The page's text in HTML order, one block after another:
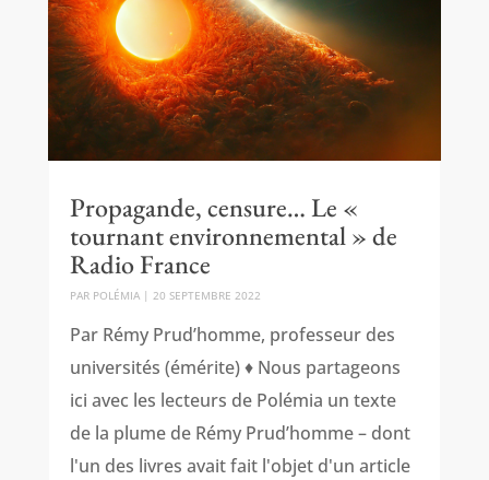
Propagande, censure… Le «
tournant environnemental » de
Radio France
PAR POLÉMIA| 20 SEPTEMBRE 2022
Par Rémy Prud’homme, professeur des
universités (émérite) ♦ Nous partageons
ici avec les lecteurs de Polémia un texte
de la plume de Rémy Prud’homme – dont
l'un des livres avait fait l'objet d'un article